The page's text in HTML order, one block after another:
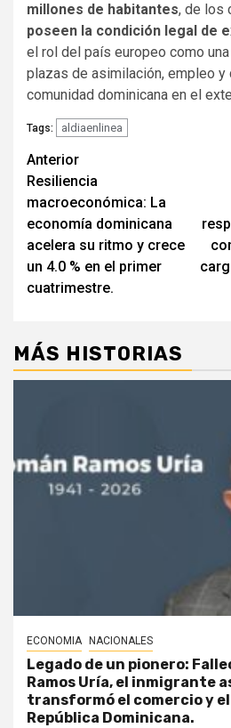
millones de habitantes, de los
poseen la condición legal de
el rol del país europeo como
plazas de asimilación, empleo y
comunidad dominicana en el
Tags: aldiaenlinea
Navegación
de
entradas
Anterior
Resiliencia
macroeconómica: La
economía dominicana
acelera su ritmo y crece
un 4.0 % en el primer
cuatrimestre.
MÁS HISTORIAS
ECONOMIA NACIONALES
Legado de un pionero:
Ramos Uría, el inmigrante
transformó el comercio y el
República Dominicana.